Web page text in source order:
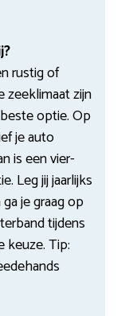
rustig of
zeeklimaat zijn
optie. Op
je auto
is een vier-
Leg jij jaarlijks
je graag op
tijdens
keuze. Tip: